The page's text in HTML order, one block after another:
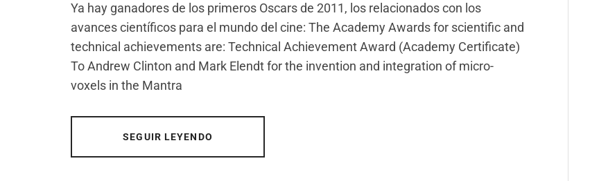
Ya hay ganadores de los primeros Oscars de 2011, los relacionados con los
avances científicos para el mundo del cine: The Academy Awards for scientific and
technical achievements are: Technical Achievement Award (Academy Certificate)
To Andrew Clinton and Mark Elendt for the invention and integration of micro-
voxels in the Mantra
SEGUIR LEYENDO